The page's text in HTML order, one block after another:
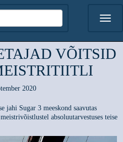
VÕITSID
2020
Sugar 3 meeskond saavutas
absoluutarvestuses teise